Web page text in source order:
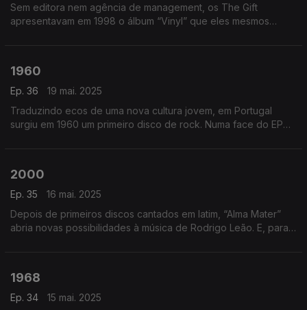
Sem editora nem agência de management, os The Gift
apresentavam em 1998 o álbum “Vinyl” que eles mesmos
1960
Ep. 36
19 mai. 2025
Traduzindo ecos de uma nova cultura jovem, em Portugal
surgiu em 1960 um primeiro disco de rock. Numa face do EP
2000
Ep. 35
16 mai. 2025
Depois de primeiros discos cantados em latim, “Alma Mater”
abria novas possibilidades à música de Rodrigo Leão. E, para
1968
Ep. 34
15 mai. 2025